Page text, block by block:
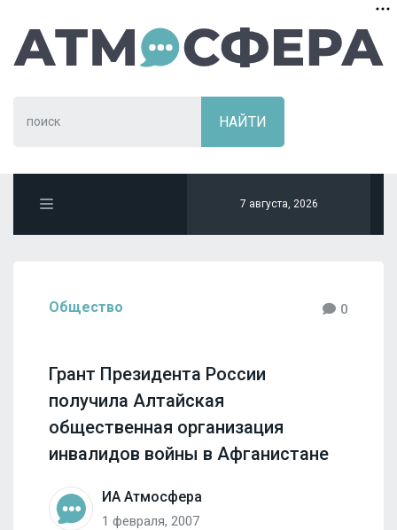
7 августа, 2026
Общество 0
Грант Президента России
получила Алтайская
общественная организация
инвалидов войны в Афганистане
ИА Атмосфера
1 февраля, 2007